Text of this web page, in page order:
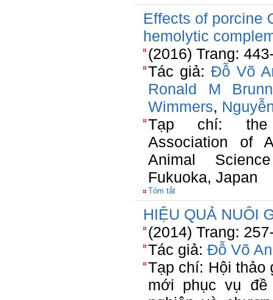
Effects of porcine
hemolytic
(2016) Trang:
Tác giả: Đỗ Võ
Ronald M
Wimmers,
Tạp chí: the
Association of
Animal
Fukuoka, Japan
Tóm tắt
HIỆU QUẢ NUÔI
(2014) Trang:
Tác giả: Đỗ Võ
Tạp chí: Hội thảo
mới phục vụ